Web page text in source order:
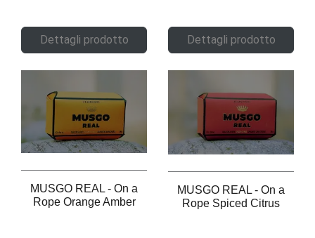
Dettagli prodotto Dettagli prodotto
MUSGO REAL - On a
Rope Orange Amber
MUSGO REAL - On a
Rope Spiced Citrus